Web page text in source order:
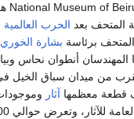
National Museum of
المتحف بعد الحرب العالمية
برئاسة بشارة الخوري
المهندسان أنطوان نحاس
من ميدان سباق الخيل
آثار
للآثار، وتعرض حوالي 1300